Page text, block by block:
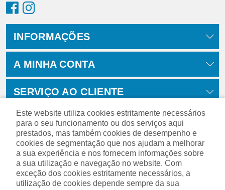
INFORMAÇÕES
A MINHA CONTA
SERVIÇO AO CLIENTE
Este website utiliza cookies estritamente necessários
para o seu funcionamento ou dos serviços aqui
prestados, mas também cookies de desempenho e
cookies de segmentação que nos ajudam a melhorar
a sua experiência e nos fornecem informações sobre
a sua utilização e navegação no website. Com
exceção dos cookies estritamente necessários, a
utilização de cookies depende sempre da sua